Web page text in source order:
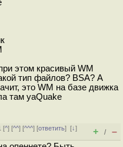
этом красивый WM
тип файлов? BSA? А
это WM на базе движка
там yaQuake
[^] [^^] [^^^] [ответить][↓]
+ / –